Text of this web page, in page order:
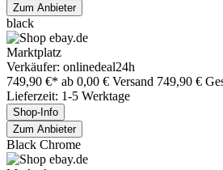
Zum Anbieter
black
Marktplatz
Verkäufer: onlinedeal24h
749,90 €* ab 0,00 € Versand 749,90 €
Lieferzeit: 1-5 Werktage
Shop-Info
Zum Anbieter
Black Chrome